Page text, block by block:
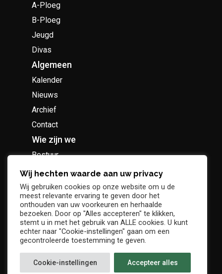
A-Ploeg
B-Ploeg
Jeugd
Divas
Algemeen
Kalender
Nieuws
Archief
Contact
Wie zijn we
Bestuur
Geschiedenis
Supportersclub
Socio Business Club
Wij hechten waarde aan uw privacy
Wij gebruiken cookies op onze website om u de
meest relevante ervaring te geven door het
onthouden van uw voorkeuren en herhaalde
bezoeken. Door op "Alles accepteren" te klikken,
stemt u in met het gebruik van ALLE cookies. U kunt
echter naar "Cookie-instellingen" gaan om een
gecontroleerde toestemming te geven.
Cookie-instellingen Accepteer alles